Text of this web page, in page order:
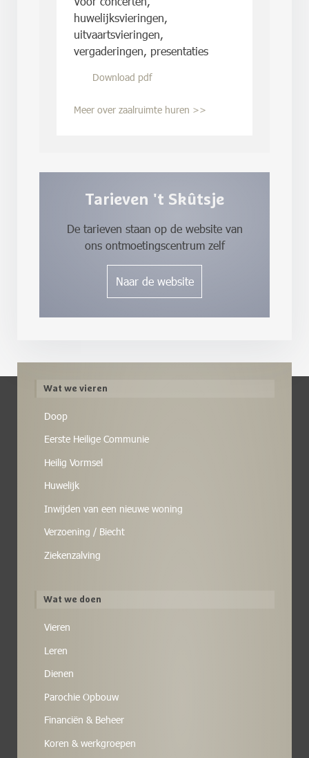
huwelijksvieringen,
uitvaartsvieringen,
vergaderingen, presentaties
Download pdf
Meer over zaalruimte huren >>
Tarieven 't Skûtsje
De tarieven staan op de website van
ons ontmoetingscentrum zelf
Naar de website
Wat we vieren
Doop
Eerste Heilige Communie
Heilig Vormsel
Huwelijk
Inwijden van een nieuwe woning
Verzoening / Biecht
Ziekenzalving
Wat we doen
Vieren
Leren
Dienen
Parochie Opbouw
Financiën & Beheer
Koren & werkgroepen